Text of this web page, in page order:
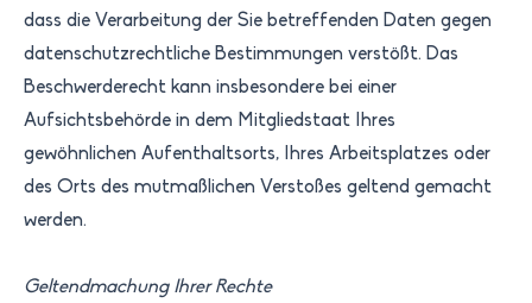
dass die Verarbeitung der Sie betreffenden Daten gegen
datenschutzrechtliche Bestimmungen verstößt. Das
Beschwerderecht kann insbesondere bei einer
Aufsichtsbehörde in dem Mitgliedstaat Ihres
gewöhnlichen Aufenthaltsorts, Ihres Arbeitsplatzes oder
des Orts des mutmaßlichen Verstoßes geltend gemacht
werden.
Geltendmachung Ihrer Rechte